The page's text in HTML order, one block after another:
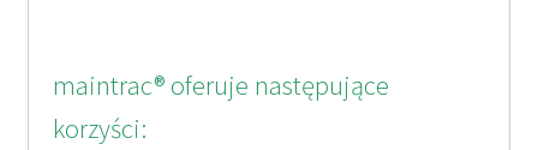
maintrac® oferuje następujące
korzyści: